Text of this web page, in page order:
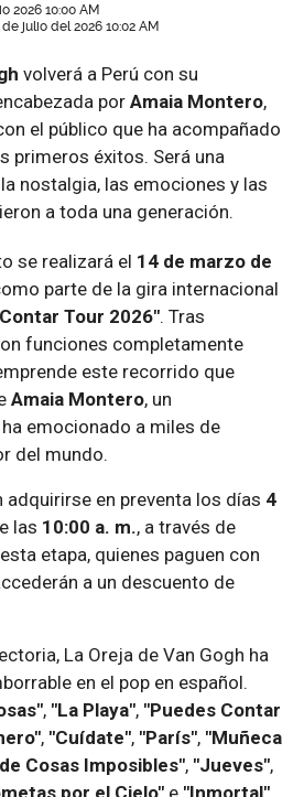
2026 10:00 AM
julio del 2026 10:02 AM
volverá a Perú con su
por Amaia Montero,
el público que ha acompañado
primeros éxitos. Será una
nostalgia, las emociones y las
a toda una generación.
se realizará el 14 de marzo de
parte de la gira internacional
Tour 2026". Tras
funciones completamente
este recorrido que
Amaia Montero, un
emocionado a miles de
del mundo.
adquirirse en preventa los días 4
las 10:00 a. m., a través de
etapa, quienes paguen con
a un descuento de
La Oreja de Van Gogh ha
en el pop en español.
, "La Playa", "Puedes Contar
, "Cuídate", "París", "Muñeca
Cosas Imposibles", "Jueves",
por el Cielo" e "Inmortal"